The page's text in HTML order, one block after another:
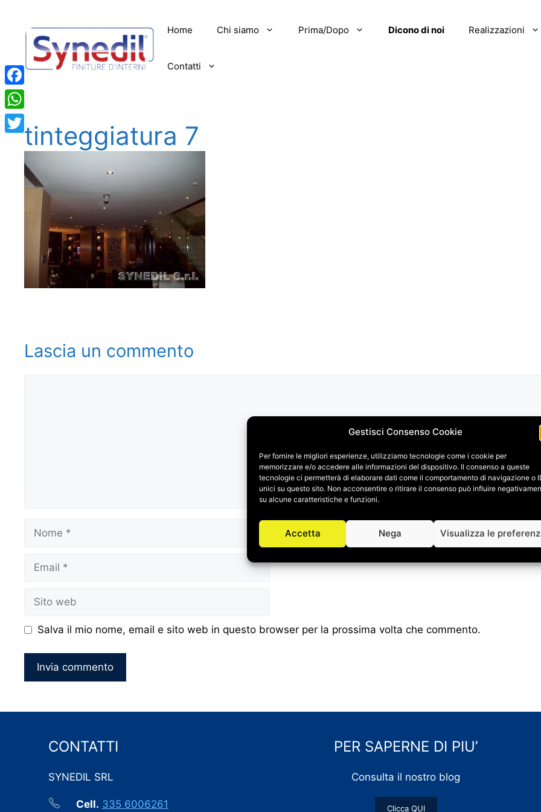
Gestisci Consenso Cookie
Per fornire le migliori esperienze, utilizziamo tecnologie come i cookie per
memorizzare e/o accedere alle informazioni del dispositivo. Il consenso a queste
tecnologie ci permetterà di elaborare dati come il comportamento di navigazione o
unici su questo sito. Non acconsentire o ritirare il consenso può influire
su alcune caratteristiche e funzioni.
Accetta Nega Visualizza le
contenuto
Home Chi siamo Prima/Dopo Dicono di noi Realizzazioni
Contatti
tinteggiatura 7
Lascia un commento
Nome
Email
Sito
web
Salva il mio nome, email e sito web in questo browser per la prossima volta che commento.
CONTATTI
SYNEDIL SRL
Cell. 335 6006261
PER SAPERNE DI PIU’
Consulta il nostro blog
Clicca QUI
Facebook
WhatsApp
Twitter